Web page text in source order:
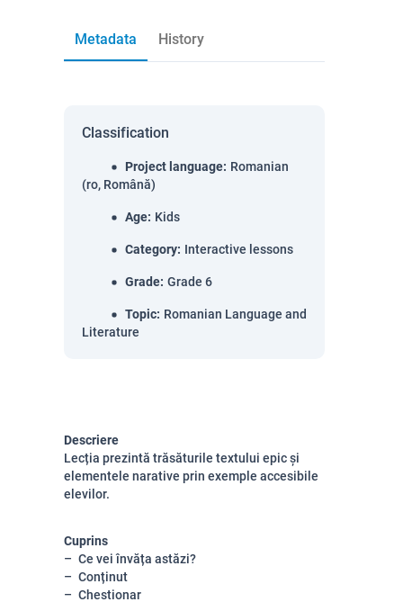
Metadata History
Classification
Project language: Romanian
(ro, Română)
Age: Kids
Category: Interactive lessons
Grade: Grade 6
Topic: Romanian Language and
Literature
Descriere
Lecția prezintă trăsăturile textului epic și
elementele narative prin exemple accesibile
elevilor.
Cuprins
Ce vei învăța astăzi?
Conținut
Chestionar